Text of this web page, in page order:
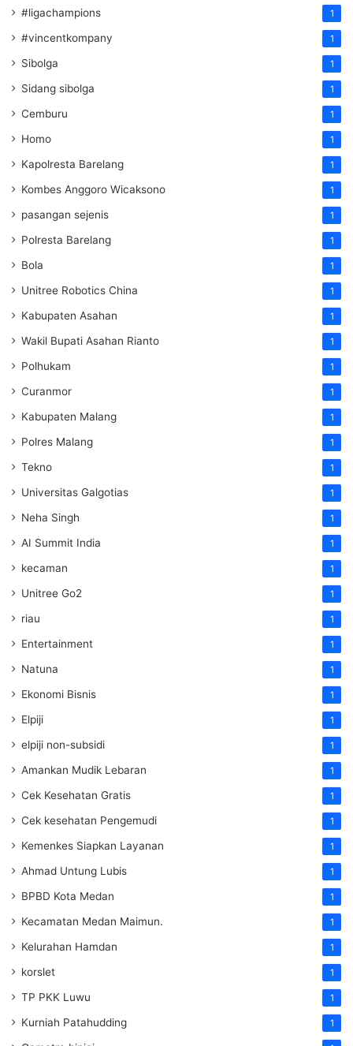
#ligachampions 1
#vincentkompany 1
Sibolga 1
Sidang sibolga 1
Cemburu 1
Homo 1
Kapolresta Barelang 1
Kombes Anggoro Wicaksono 1
pasangan sejenis 1
Polresta Barelang 1
Bola 1
Unitree Robotics China 1
Kabupaten Asahan 1
Wakil Bupati Asahan Rianto 1
Polhukam 1
Curanmor 1
Kabupaten Malang 1
Polres Malang 1
Tekno 1
Universitas Galgotias 1
Neha Singh 1
AI Summit India 1
kecaman 1
Unitree Go2 1
riau 1
Entertainment 1
Natuna 1
Ekonomi Bisnis 1
Elpiji 1
elpiji non-subsidi 1
Amankan Mudik Lebaran 1
Cek Kesehatan Gratis 1
Cek kesehatan Pengemudi 1
Kemenkes Siapkan Layanan 1
Ahmad Untung Lubis 1
BPBD Kota Medan 1
Kecamatan Medan Maimun. 1
Kelurahan Hamdan 1
korslet 1
TP PKK Luwu 1
Kurniah Patahudding 1